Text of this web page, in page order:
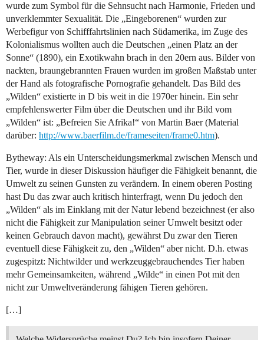
wurde zum Symbol für die Sehnsucht nach Harmonie, Frieden und
unverklemmter Sexualität. Die „Eingeborenen“ wurden zur
Werbefigur von Schifffahrtslinien nach Südamerika, im Zuge des
Kolonialismus wollten auch die Deutschen „einen Platz an der
Sonne“ (1890), ein Exotikwahn brach in den 20ern aus. Bilder von
nackten, braungebrannten Frauen wurden im großen Maßstab unter
der Hand als fotografische Pornografie gehandelt. Das Bild des
„Wilden“ existierte in D bis weit in die 1970er hinein. Ein sehr
empfehlenswerter Film über die Deutschen und ihr Bild vom
„Wilden“ ist: „Befreien Sie Afrika!“ von Martin Baer (Material
darüber: http://www.baerfilm.de/frameseiten/frame0.htm).
Bytheway: Als ein Unterscheidungsmerkmal zwischen Mensch und
Tier, wurde in dieser Diskussion häufiger die Fähigkeit benannt, die
Umwelt zu seinen Gunsten zu verändern. In einem oberen Posting
hast Du das zwar auch kritisch hinterfragt, wenn Du jedoch den
„Wilden“ als im Einklang mit der Natur lebend bezeichnest (er also
nicht die Fähigkeit zur Manipulation seiner Umwelt besitzt oder
keinen Gebrauch davon macht), gewährst Du zwar den Tieren
eventuell diese Fähigkeit zu, den „Wilden“ aber nicht. D.h. etwas
zugespitzt: Nichtwilder und werkzeuggebrauchendes Tier haben
mehr Gemeinsamkeiten, während „Wilde“ in einen Pot mit den
nicht zur Umweltveränderung fähigen Tieren gehören.
[…]